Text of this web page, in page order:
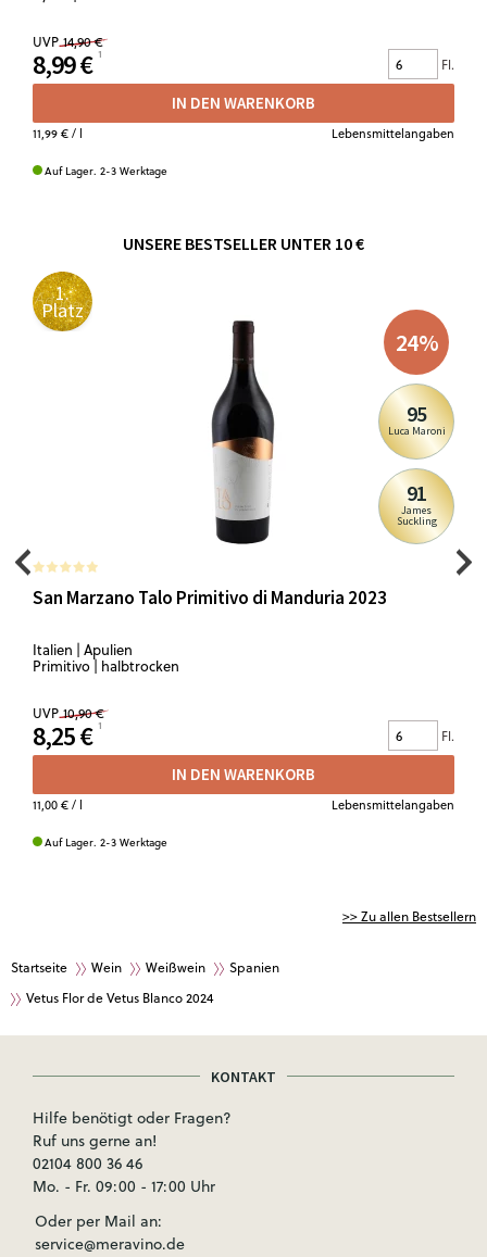
UVP 14,90 €
8,99 € Fl.
IN DEN WARENKORB
11,99 €/ l Lebensmittelangaben
Auf Lager. 2-3 Werktage
UNSERE BESTSELLER UNTER 10 €
1.
Platz
24%
95
Luca Maroni
91
James
Suckling
San Marzano Talo Primitivo di Manduria 2023
Italien | Apulien
Primitivo | halbtrocken
UVP 10,90 €
8,25 € Fl.
IN DEN WARENKORB
11,00 €/ l Lebensmittelangaben
Auf Lager. 2-3 Werktage
>> Zu allen Bestsellern
Startseite Wein Weißwein
Spanien
Vetus Flor de Vetus Blanco 2024
KONTAKT
Hilfe benötigt oder Fragen?
Ruf uns gerne an!
02104 800 36 46
Mo. - Fr. 09:00 - 17:00 Uhr
Oder per Mail an:
service@meravino.de